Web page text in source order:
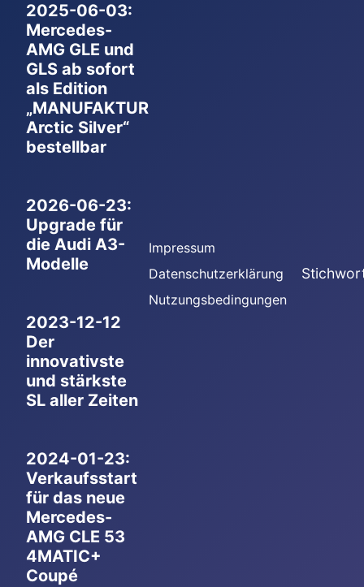
2025-06-03:
Mercedes-
AMG GLE und
GLS ab sofort
als Edition
„MANUFAKTUR
Arctic Silver“
bestellbar
2026-06-23:
Upgrade für
die Audi A3-
Modelle
2023-12-12
Der
innovativste
und stärkste
SL aller Zeiten
2024-01-23:
Verkaufsstart
für das neue
Mercedes-
AMG CLE 53
4MATIC+
Coupé
Impressum
Datenschutzerklärung
Nutzungsbedingungen